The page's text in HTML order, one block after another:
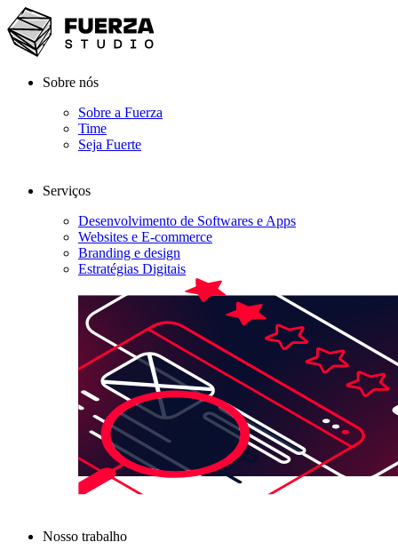
Sobre nós
Sobre a Fuerza
Time
Seja Fuerte
Serviços
Desenvolvimento de Softwares e Apps
Websites e E-commerce
Branding e design
Estratégias Digitais
Nosso trabalho